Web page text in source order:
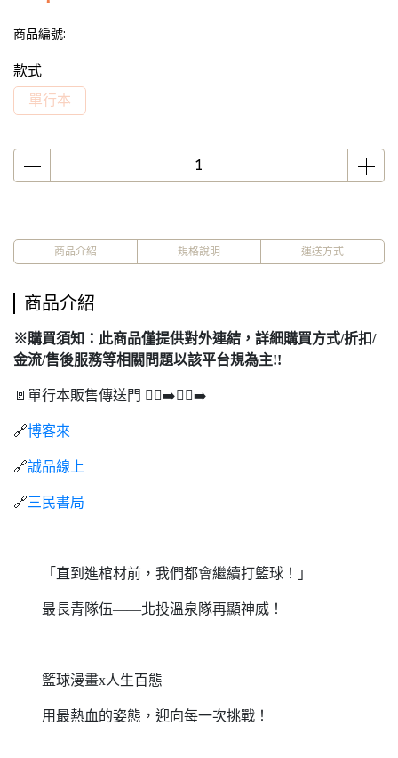
商品編號:
款式
單行本
商品介紹 規格說明 運送方式
商品介紹
※購買須知：此商品僅提供對外連結，詳細購買方式/折扣/
金流/售後服務等相關問題以該平台規為主!!
🚪單行本販售傳送門 🏃‍♂️‍➡️🏃‍♂️‍➡️
🔗博客來
🔗誠品線上
🔗三民書局
「直到進棺材前，我們都會繼續打籃球！」
最長青隊伍——北投溫泉隊再顯神威！
籃球漫畫x人生百態
用最熱血的姿態，迎向每一次挑戰！